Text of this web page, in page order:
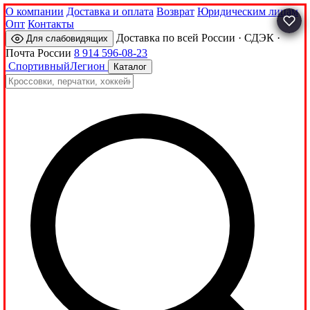
О компании Доставка и оплата Возврат Юридическим лицам
Опт Контакты
Для слабовидящих
Доставка по всей России · СДЭК ·
Почта России 8 914 596-08-23
СпортивныйЛегион Каталог